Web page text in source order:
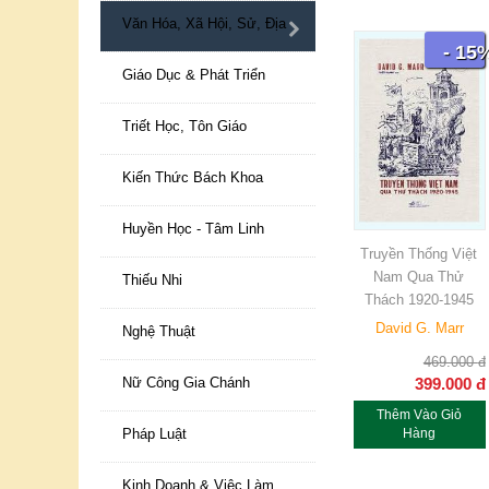
Văn Hóa, Xã Hội, Sử, Địa
Giáo Dục & Phát Triển
Triết Học, Tôn Giáo
Kiến Thức Bách Khoa
Huyền Học - Tâm Linh
Thiếu Nhi
Nghệ Thuật
Nữ Công Gia Chánh
Pháp Luật
Kinh Doanh & Việc Làm
-
Truyền Thống Việt
Nam Qua Thử
Thách 1920-1945
David G. Marr
469.000 đ
399.000 đ
Thêm Vào Giỏ
Hàng